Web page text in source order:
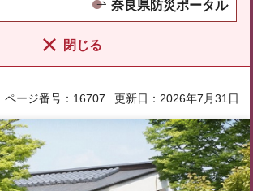
奈良県防災ポータル
閉じる
ページ番号：16707 更新日：2026年7月31日